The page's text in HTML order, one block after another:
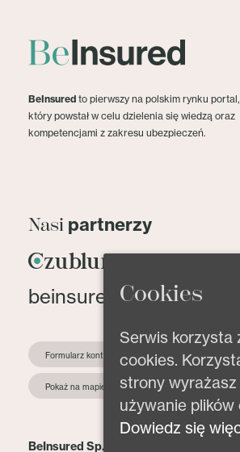
BeInsured to pierwszy na polskim rynku portal,
który powstał w celu dzielenia się wiedzą oraz
kompetencjami z zakresu ubezpieczeń.
Nasi partnerzy
beinsured@beinsured.pl
Formularz kontaktowy
Pokaż na mapie
BeInsured Sp. z o.o.
Cookies
Serwis korzysta
cookies.
strony
używanie plików
Dowiedz się